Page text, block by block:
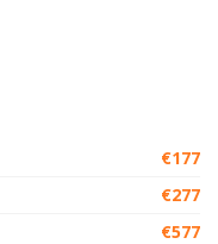
€177
€277
€577